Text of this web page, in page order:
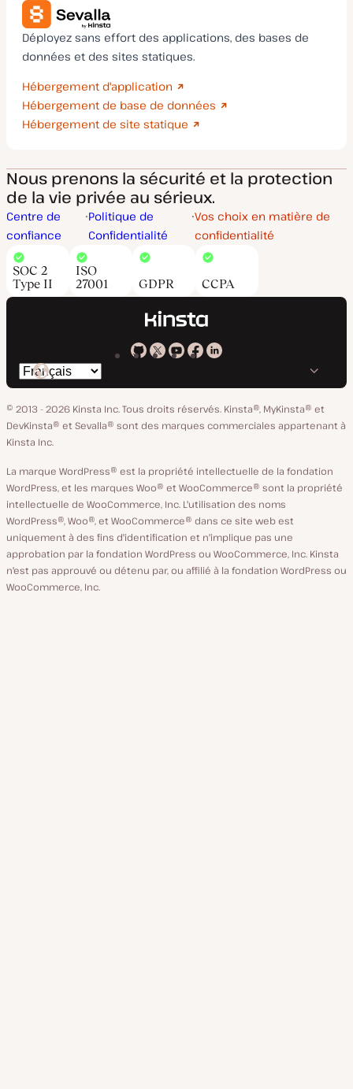
Déployez sans effort des applications, des bases de
données et des sites statiques.
Hébergement d'application
Hébergement de base de données
Hébergement de site statique
Nous prenons la sécurité et la protection
de la vie privée au sérieux.
Centre de
confiance
Politique de
Confidentialité
Vos choix en matière de
confidentialité
SOC 2
Type II
ISO
27001
GDPR CCPA
Kinsta
GitHub
Kinsta
X
Kinsta
YouTube
Kinsta
Facebook
Kinsta
LinkedIn
Changer
de
langue
© 2013 - 2026 Kinsta Inc. Tous droits réservés. Kinsta®, MyKinsta® et
DevKinsta® et Sevalla® sont des marques commerciales appartenant à
Kinsta Inc.
La marque WordPress® est la propriété intellectuelle de la fondation
WordPress, et les marques Woo® et WooCommerce® sont la propriété
intellectuelle de WooCommerce, Inc. L'utilisation des noms
WordPress®, Woo®, et WooCommerce® dans ce site web est
uniquement à des fins d'identification et n'implique pas une
approbation par la fondation WordPress ou WooCommerce, Inc. Kinsta
n'est pas approuvé ou détenu par, ou affilié à la fondation WordPress ou
WooCommerce, Inc.